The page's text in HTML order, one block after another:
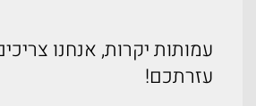
עמותות יקרות, אנחנו
עזרתכם!